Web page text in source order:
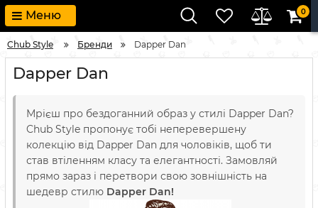
Меню 0
Chub Style Бренди Dapper Dan
Dapper Dan
Мрієш про бездоганний образ у стилі Dapper Dan?
Chub Style пропонує тобі неперевершену
колекцію від Dapper Dan для чоловіків, щоб ти
став втіленням класу та елегантності. Замовляй
прямо зараз і перетвори свою зовнішність на
шедевр стилю Dapper Dan!